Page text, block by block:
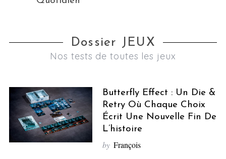
Dossier JEUX
Nos tests de toutes les jeux
Butterfly Effect : Un Die &
Retry Où Chaque Choix
Écrit Une Nouvelle Fin De
L’histoire
by François